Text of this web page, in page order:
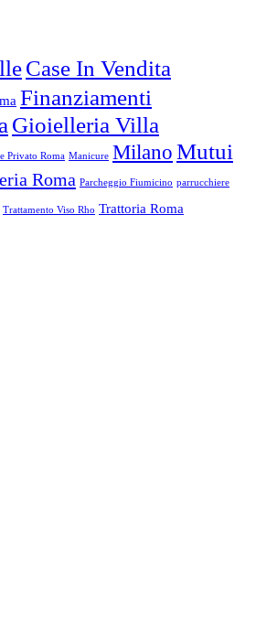
Case In Vendita
Finanziamenti
Gioielleria Villa
Privato Roma Manicure Milano Mutui
Roma Parcheggio Fiumicino parrucchiere
Trattamento Viso Rho Trattoria Roma